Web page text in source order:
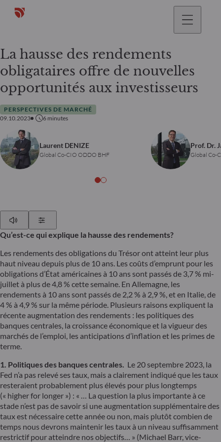
La hausse des rendements
obligataires offre de nouvelles
opportunités aux investisseurs
PERSPECTIVES DE MARCHÉ
09.10.2023
6 minutes
Laurent DENIZE
Global Co-CIO ODDO BHF
Prof. Dr.
Global Co-
Qu’est-ce qui explique la hausse des rendements?
Les rendements des obligations du Trésor ont atteint leur plus
haut niveau depuis plus de 10 ans. Les coûts d’emprunt pour les
obligations d’État américaines à 10 ans sont passés de 3,7 % mi-
juillet à plus de 4,8 % cette semaine. En Allemagne, les
rendements à 10 ans sont passés de 2,2 % à 2,9 %, et en Italie, de
4 % à 4,9 % sur la même période. Plusieurs raisons expliquent la
récente augmentation des rendements : les politiques des
banques centrales, la croissance économique et la vigueur des
marchés de l’emploi, les anticipations d’inflation et les primes de
terme.
1. Politiques des banques centrales. Le 20 septembre 2023, la
Fed n’a pas relevé ses taux, mais a clairement indiqué que les taux
resteraient probablement plus élevés pour plus longtemps
(« higher for longer ») : « … La question la plus importante à ce
stade n’est pas de savoir si une augmentation supplémentaire des
taux est nécessaire cette année ou non, mais plutôt combien de
temps nous devrons maintenir les taux à un niveau suffisamment
restrictif pour atteindre nos objectifs… » (Michael Barr, vice-